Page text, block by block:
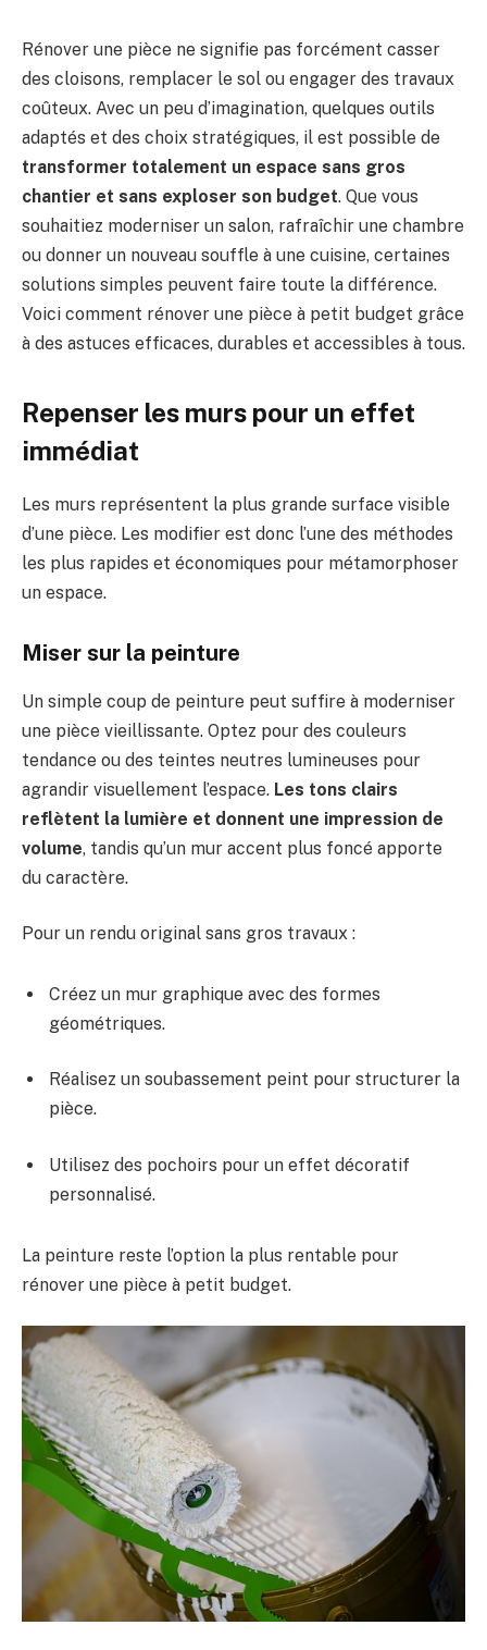
Rénover une pièce ne signifie pas forcément casser
des cloisons, remplacer le sol ou engager des travaux
coûteux. Avec un peu d’imagination, quelques outils
adaptés et des choix stratégiques, il est possible de
transformer totalement un espace sans gros
chantier et sans exploser son budget. Que vous
souhaitiez moderniser un salon, rafraîchir une chambre
ou donner un nouveau souffle à une cuisine, certaines
solutions simples peuvent faire toute la différence.
Voici comment rénover une pièce à petit budget grâce
à des astuces efficaces, durables et accessibles à tous.
Repenser les murs pour un effet
immédiat
Les murs représentent la plus grande surface visible
d’une pièce. Les modifier est donc l’une des méthodes
les plus rapides et économiques pour métamorphoser
un espace.
Miser sur la peinture
Un simple coup de peinture peut suffire à moderniser
une pièce vieillissante. Optez pour des couleurs
tendance ou des teintes neutres lumineuses pour
agrandir visuellement l’espace. Les tons clairs
reflètent la lumière et donnent une impression de
volume, tandis qu’un mur accent plus foncé apporte
du caractère.
Pour un rendu original sans gros travaux :
Créez un mur graphique avec des formes
géométriques.
Réalisez un soubassement peint pour structurer la
pièce.
Utilisez des pochoirs pour un effet décoratif
personnalisé.
La peinture reste l’option la plus rentable pour
rénover une pièce à petit budget.